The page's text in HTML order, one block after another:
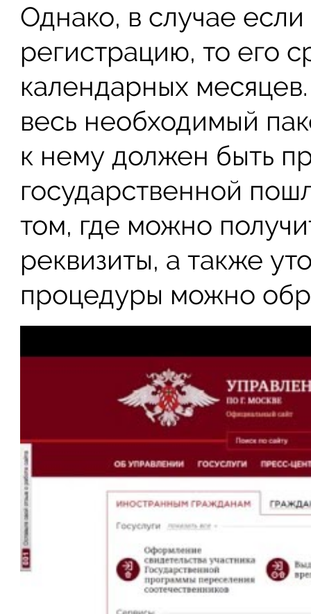
Однако, в случае
регистрацию, то его
календарных
весь необходимый
к нему должен быть
государственной
том, где можно
реквизиты, а также
процедуры можно